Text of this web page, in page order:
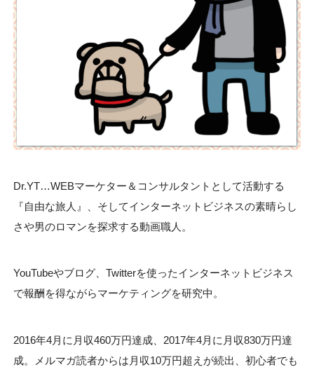
Dr.YT…WEBマーケター＆コンサルタントとして活動する
『自由な旅人』、そしてインターネットビジネスの素晴らし
さや男のロマンを探求する動画職人。
YouTubeやブログ、Twitterを使ったインターネットビジネス
で報酬を得ながらマーケティングを研究中。
2016年4月に月収460万円達成、2017年4月に月収830万円達
成。メルマガ読者からは月収10万円超えが続出、初心者でも